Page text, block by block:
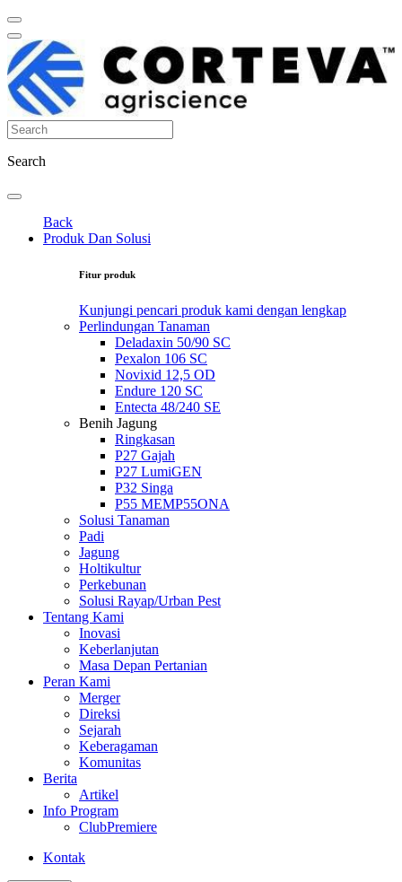
Search
Back
Produk Dan Solusi
Fitur produk
Kunjungi pencari produk kami dengan lengkap
Perlindungan Tanaman
Deladaxin 50/90 SC
Pexalon 106 SC
Novixid 12,5 OD
Endure 120 SC
Entecta 48/240 SE
Benih Jagung
Ringkasan
P27 Gajah
P27 LumiGEN
P32 Singa
P55 MEMP55ONA
Solusi Tanaman
Padi
Jagung
Holtikultur
Perkebunan
Solusi Rayap/Urban Pest
Tentang Kami
Inovasi
Keberlanjutan
Masa Depan Pertanian
Peran Kami
Merger
Direksi
Sejarah
Keberagaman
Komunitas
Berita
Artikel
Info Program
ClubPremiere
Kontak